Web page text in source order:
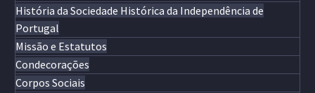
História da Sociedade Histórica da Independência de
Portugal
Missão e Estatutos
Condecorações
Corpos Sociais